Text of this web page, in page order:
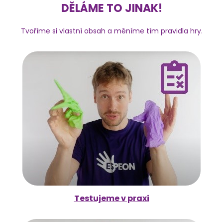
DĚLÁME TO JINAK!
Tvoříme si vlastní obsah a měníme tím pravidla hry.
Testujeme v praxi